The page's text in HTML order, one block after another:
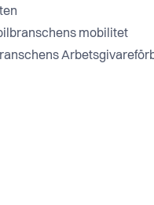
mobilitet